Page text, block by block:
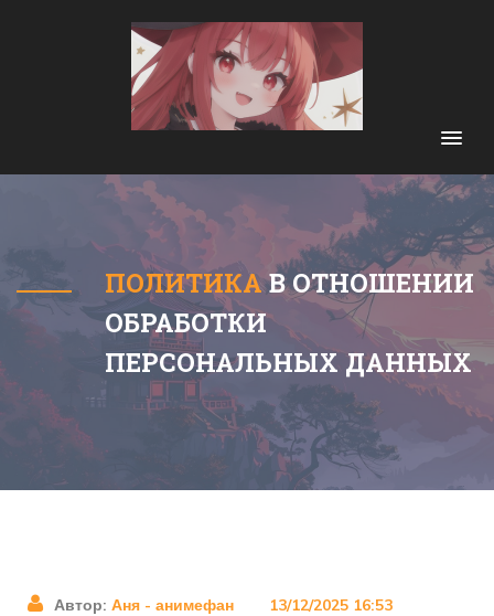
ПОЛИТИКАВ ОТНОШЕНИИ
ОБРАБОТКИ
ПЕРСОНАЛЬНЫХ ДАННЫХ
Автор: Аня - анимефан 13/12/2025 16:53